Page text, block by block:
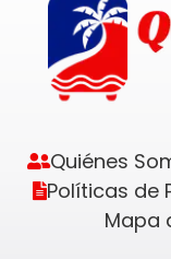
Quiénes
Políticas de
Mapa